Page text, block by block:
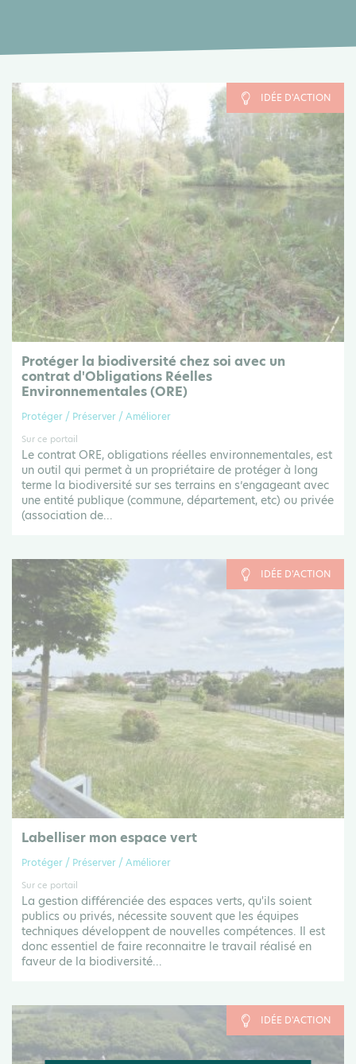
IDÉE D'ACTION
Protéger la biodiversité chez soi avec un
contrat d'Obligations Réelles
Environnementales (ORE)
Protéger / Préserver / Améliorer
Sur ce portail
Le contrat ORE, obligations réelles environnementales, est
un outil qui permet à un propriétaire de protéger à long
terme la biodiversité sur ses terrains en s’engageant avec
une entité publique (commune, département, etc) ou privée
(association de...
IDÉE D'ACTION
Labelliser mon espace vert
Protéger / Préserver / Améliorer
Sur ce portail
La gestion différenciée des espaces verts, qu'ils soient
publics ou privés, nécessite souvent que les équipes
techniques développent de nouvelles compétences. Il est
donc essentiel de faire reconnaitre le travail réalisé en
faveur de la biodiversité...
IDÉE D'ACTION